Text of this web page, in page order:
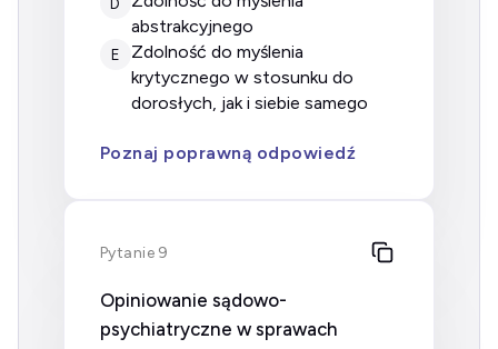
abstrakcyjnego
E
Zdolność do myślenia
krytycznego w stosunku do
dorosłych, jak i siebie samego
Poznaj poprawną odpowiedź
Pytanie 9
Opiniowanie sądowo-
psychiatryczne w sprawach